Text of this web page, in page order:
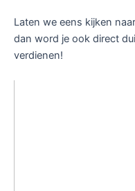
Laten we eens kijken
dan word je ook direct
verdienen!